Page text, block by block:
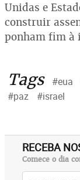
Unidas e
construir
ponham fim à
Tags #eua
#paz
#israel
RECEBA
Comece o dia